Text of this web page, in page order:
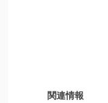
関連情報